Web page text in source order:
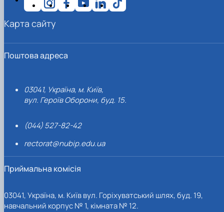
Поштова адреса
03041, Україна, м. Київ,
вул. Героїв Оборони, буд. 15.
(044) 527-82-42
rectorat@nubip.edu.ua
Приймальна комісія
03041, Україна, м. Київ вул. Горіхуватський шлях, буд. 19,
навчальний корпус № 1, кімната № 12.
Карта сайту